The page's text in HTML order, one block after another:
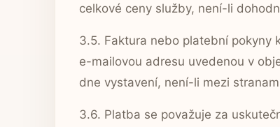
celkové ceny služby, není-li
3.5. Faktura nebo platební pokyny
e-mailovou adresu uvedenou v
dne vystavení, není-li mezi
3.6. Platba se považuje za